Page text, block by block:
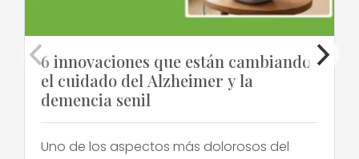
6 innovaciones que están cambiando
el cuidado del Alzheimer y la
demencia senil
Uno de los aspectos más dolorosos del